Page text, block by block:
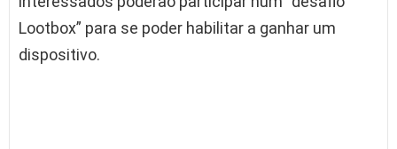
Lootbox” para se poder habilitar a ganhar um
dispositivo.